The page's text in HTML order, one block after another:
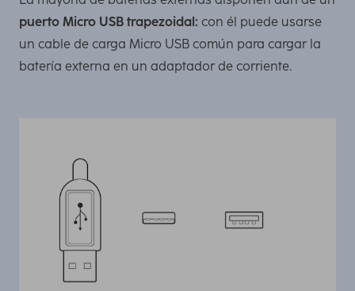
puerto Micro USB trapezoidal: con él puede usarse
un cable de carga Micro USB común para cargar la
batería externa en un adaptador de corriente.